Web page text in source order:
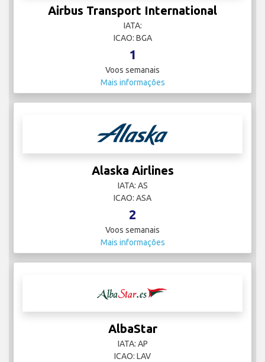
Airbus Transport International
IATA:
ICAO: BGA
1
Voos semanais
Mais informações
Alaska Airlines
IATA: AS
ICAO: ASA
2
Voos semanais
Mais informações
AlbaStar
IATA: AP
ICAO: LAV